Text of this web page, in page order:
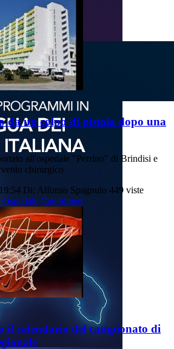
da un colpo di pistola dopo una
all'ospedale "Perrino" di Brindisi e
chirurgico
Di: Alfonso Spagnulo 449 viste
Ospedale Carabinieri
il calendario del campionato di